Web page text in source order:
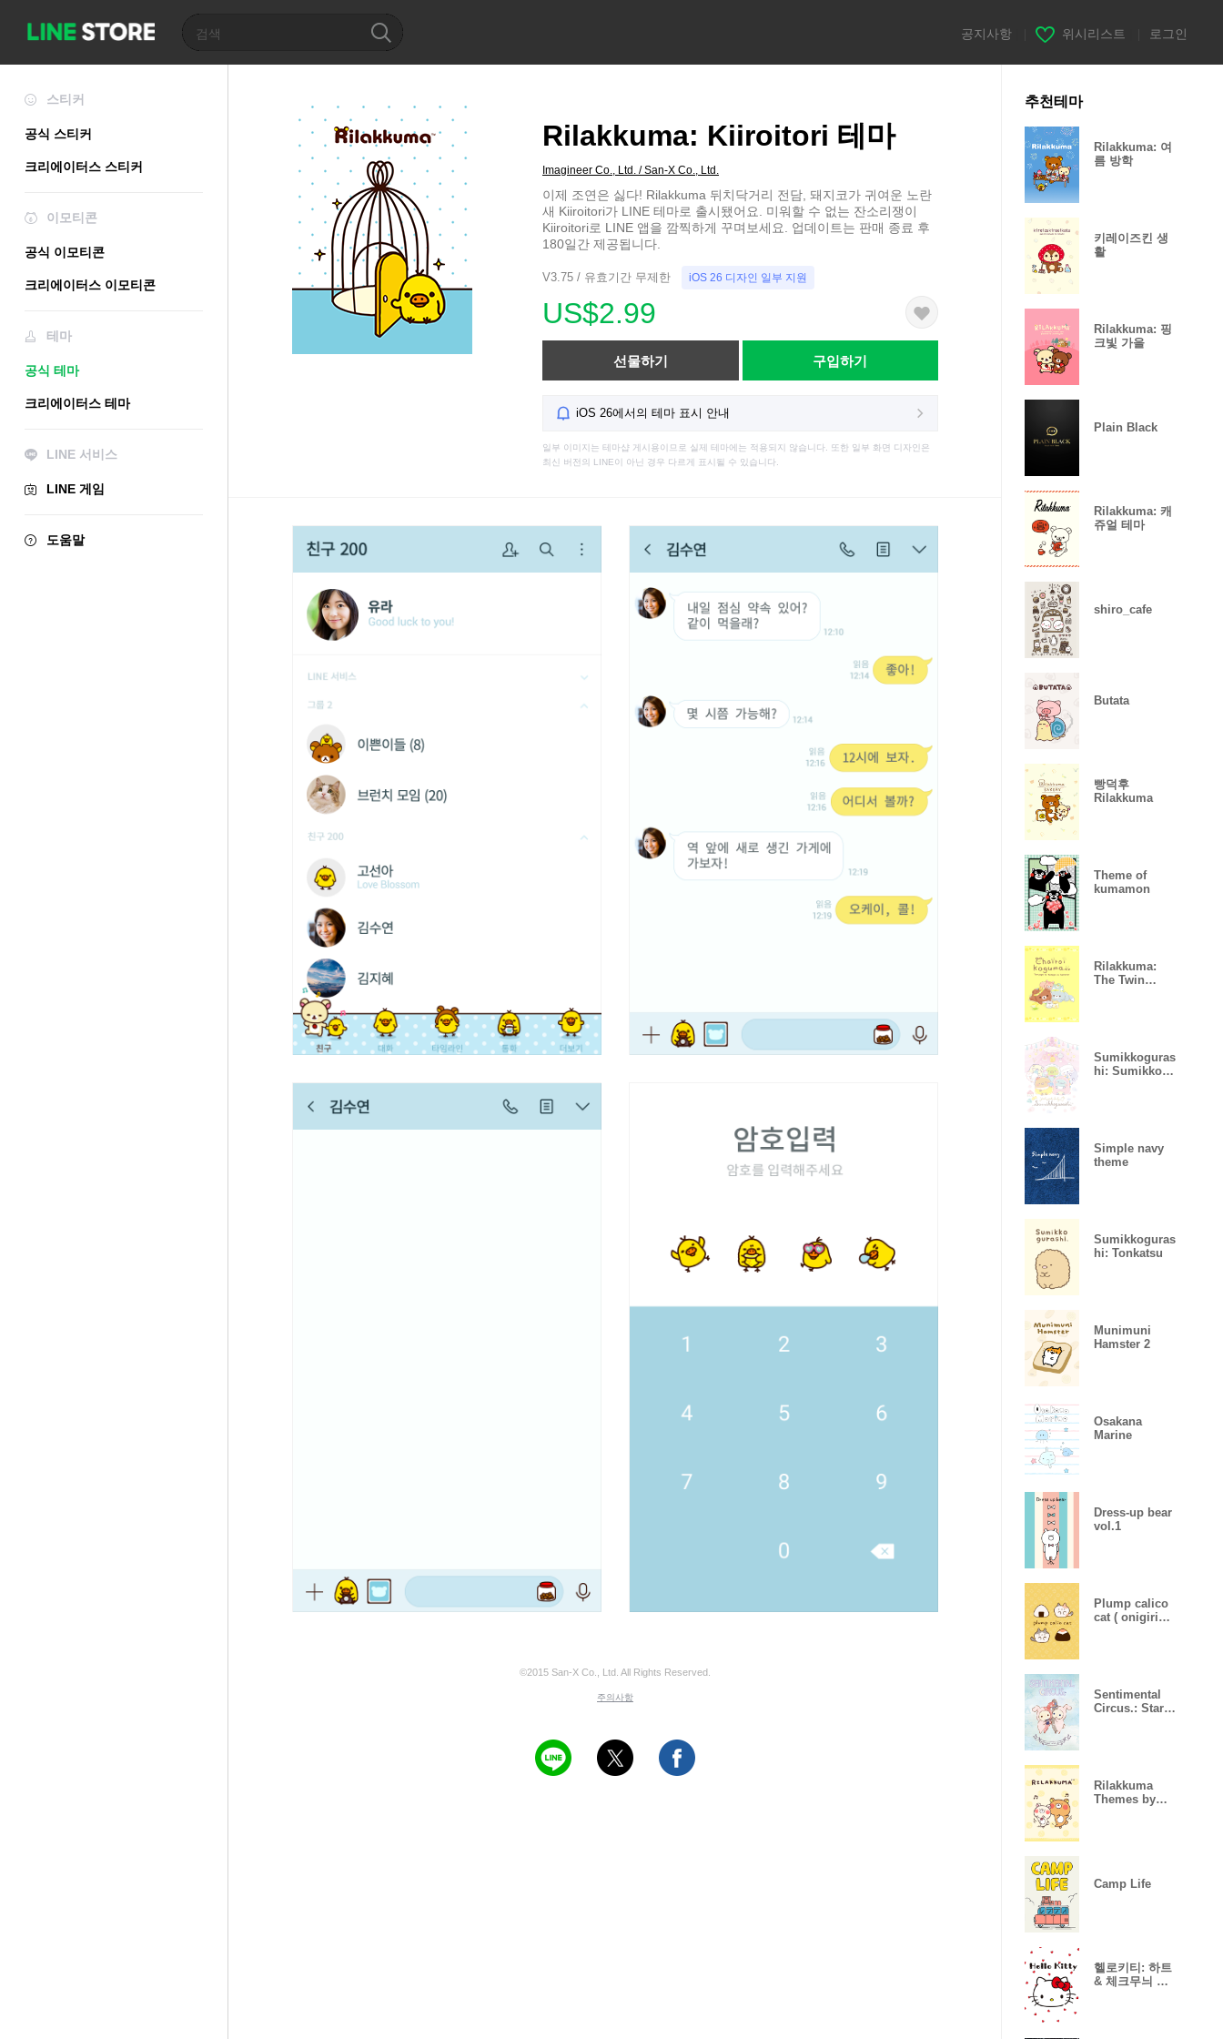
공지사항 위시리스트 로그인
스티커
공식 스티커
크리에이터스 스티커
이모티콘
공식 이모티콘
크리에이터스 이모티콘
테마
공식 테마
크리에이터스 테마
LINE 서비스
LINE 게임
도움말
Rilakkuma: Kiiroitori 테마
Imagineer Co., Ltd. / San-X Co., Ltd.
이제 조연은 싫다! Rilakkuma 뒤치닥거리 전담, 돼지코가 귀여운 노란
새 Kiiroitori가 LINE 테마로 출시됐어요. 미워할 수 없는 잔소리쟁이
Kiiroitori로 LINE 앱을 깜찍하게 꾸며보세요. 업데이트는 판매 종료 후
180일간 제공됩니다.
V3.75 / 유효기간 무제한 iOS 26 디자인 일부 지원
US$2.99
선물하기 구입하기
iOS 26에서의 테마 표시 안내
일부 이미지는 테마샵 게시용이므로 실제 테마에는 적용되지 않습니다. 또한 일부 화면 디자인은
최신 버전의 LINE이 아닌 경우 다르게 표시될 수 있습니다.
©2015 San-X Co., Ltd. All Rights Reserved.
주의사항
추천테마
Rilakkuma: 여
름 방학
키레이즈킨 생
활
Rilakkuma: 핑
크빛 가을
Plain Black
Rilakkuma: 캐
쥬얼 테마
shiro_cafe
Butata
빵덕후
Rilakkuma
Theme of
kumamon
Rilakkuma:
The Twin
Sumikkoguras
hi: Sumikko
Simple navy
theme
Sumikkoguras
hi: Tonkatsu
Munimuni
Hamster 2
Osakana
Marine
Dress-up bear
vol.1
Plump calico
cat ( onigiri
Sentimental
Circus.: Starlit
Rilakkuma
Themes by
Camp Life
헬로키티: 하트
& 체크무늬 버